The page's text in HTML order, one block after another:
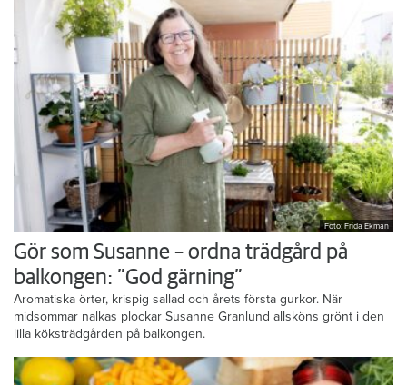
Foto: Frida Ekman
Gör som Susanne – ordna trädgård på
balkongen: ”God gärning”
Aromatiska örter, krispig sallad och årets första gurkor. När
midsommar nalkas plockar Susanne Granlund allsköns grönt i den
lilla köksträdgården på balkongen.